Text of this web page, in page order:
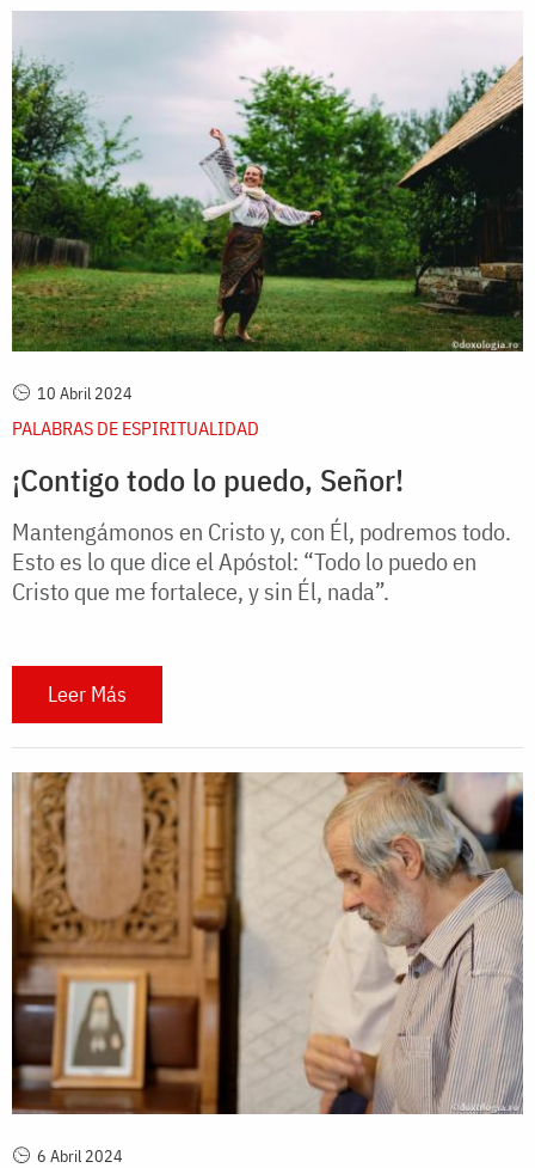
10 Abril 2024
PALABRAS DE ESPIRITUALIDAD
¡Contigo todo lo puedo, Señor!
Mantengámonos en Cristo y, con Él, podremos todo.
Esto es lo que dice el Apóstol: “Todo lo puedo en
Cristo que me fortalece, y sin Él, nada”.
Leer Más
6 Abril 2024